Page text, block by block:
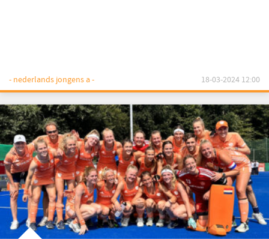
- nederlands jongens a - 18-03-2024 12:00